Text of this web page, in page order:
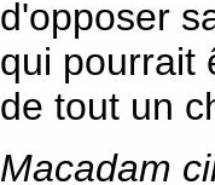
d'opposer
qui pourrait
de tout un
Macadam